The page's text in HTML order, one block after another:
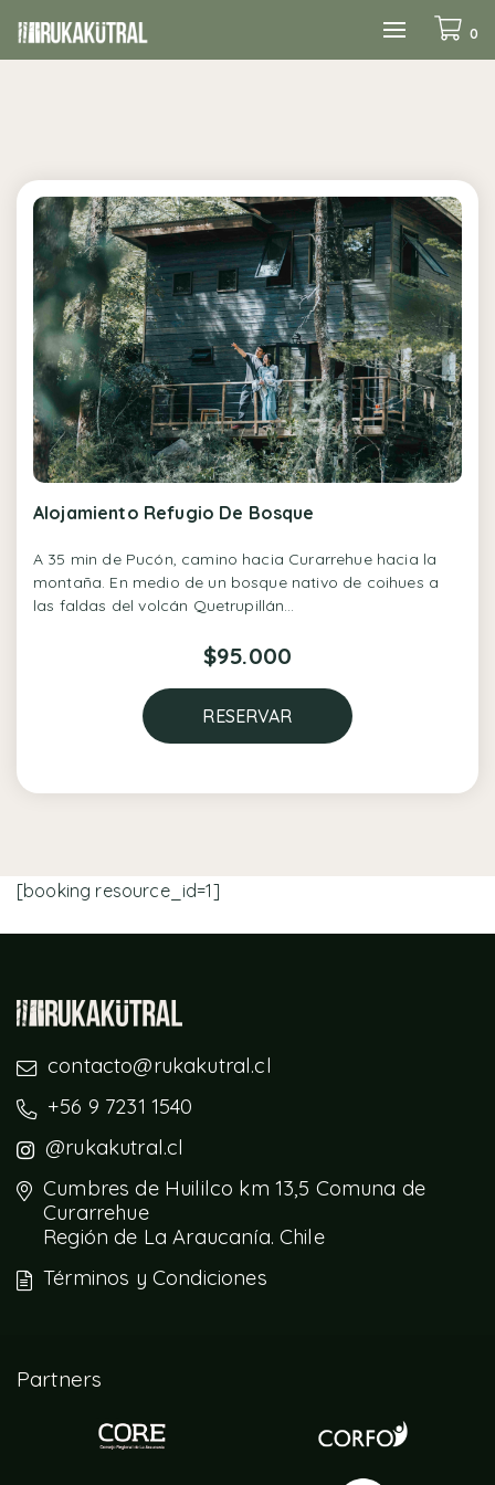
Alternar
navegación
0
Alojamiento Refugio De Bosque
A 35 min de Pucón, camino hacia Curarrehue hacia la
montaña. En medio de un bosque nativo de coihues a
las faldas del volcán Quetrupillán…
$95.000
RESERVAR
[booking resource_id=1]
contacto@rukakutral.cl
+56 9 7231 1540
@rukakutral.cl
Cumbres de Huililco km 13,5 Comuna de
Curarrehue
Región de La Araucanía. Chile
Términos y Condiciones
Partners